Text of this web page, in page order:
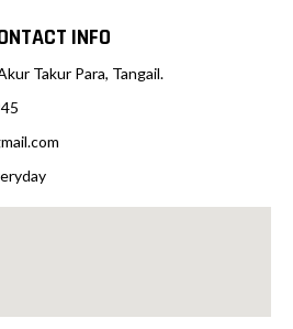
INFO
Takur Para, Tangail.